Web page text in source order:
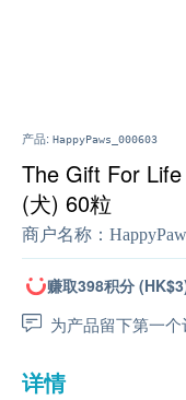
产品: HappyPaws_000603
The Gift For
(犬) 60粒
商户名称：
赚取398积分
为产品留下第一个
详情